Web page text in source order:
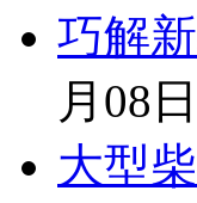
巧解
月08日
大型